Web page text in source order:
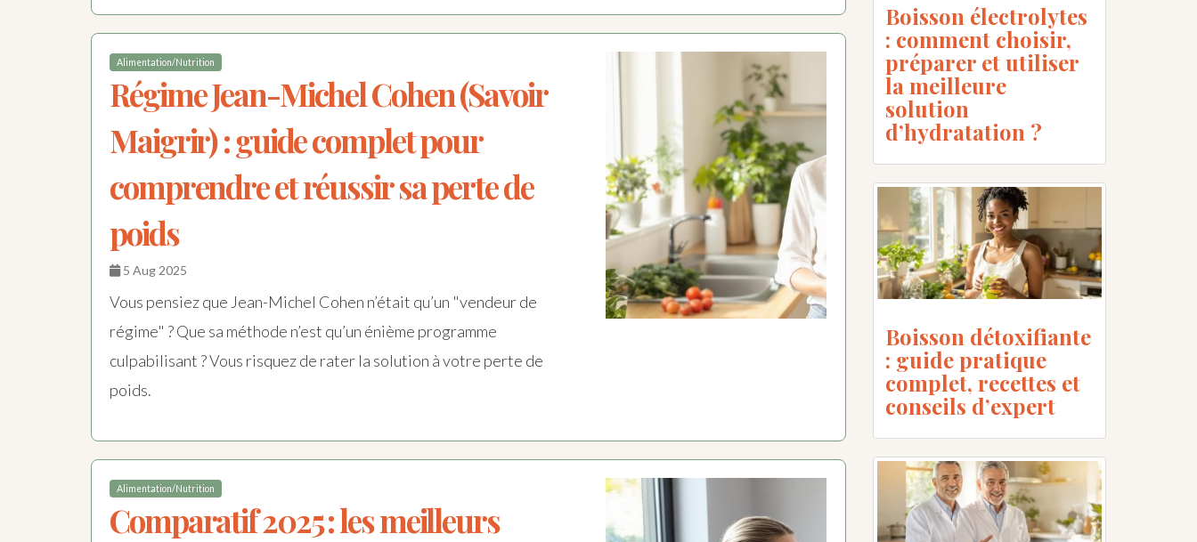
Alimentation/Nutrition
Régime Jean-Michel Cohen (Savoir
Maigrir) : guide complet pour
comprendre et réussir sa perte de
poids
5 Aug 2025
Vous pensiez que Jean-Michel Cohen n’était qu’un "vendeur de
régime" ? Que sa méthode n’est qu’un énième programme
culpabilisant ? Vous risquez de rater la solution à votre perte de
poids.
Alimentation/Nutrition
Comparatif 2025 : les meilleurs
Boisson électrolytes
: comment choisir,
préparer et utiliser
la meilleure
solution
d’hydratation ?
Boisson détoxifiante
: guide pratique
complet, recettes et
conseils d’expert